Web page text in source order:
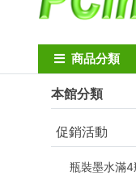
商品分類
Home 其他廠牌
本館分類
促銷活動
瓶裝墨水滿